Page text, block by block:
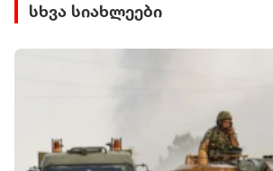
სხვა სიახლეები